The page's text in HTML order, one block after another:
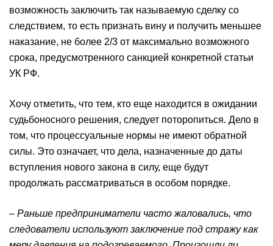
возможность заключить так называемую сделку со
следствием, то есть признать вину и получить меньшее
наказание, не более 2/3 от максимально возможного
срока, предусмотренного санкцией конкретной статьи
УК РФ.
Хочу отметить, что тем, кто еще находится в ожидании
судьбоносного решения, следует поторопиться. Дело в
том, что процессуальные нормы не имеют обратной
силы. Это означает, что дела, назначенные до даты
вступления нового закона в силу, еще будут
продолжать рассматриваться в особом порядке.
– Раньше предприниматели часто жаловались, что
следователи используют заключение под стражу как